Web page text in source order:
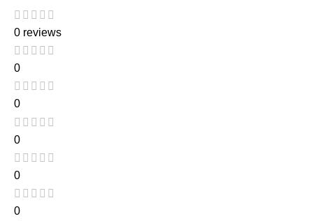
0 reviews
0
0
0
0
0